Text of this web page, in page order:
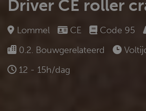
Driver CE roller
Lommel CE Code 95
0.2. Bouwgerelateerd
12 - 15h/dag